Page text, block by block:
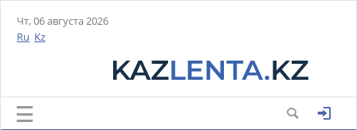
Чт, 06 августа 2026
Ru Kz